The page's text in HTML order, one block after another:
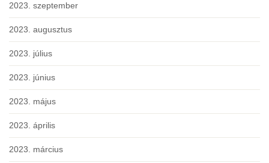
2023. szeptember
2023. augusztus
2023. július
2023. június
2023. május
2023. április
2023. március